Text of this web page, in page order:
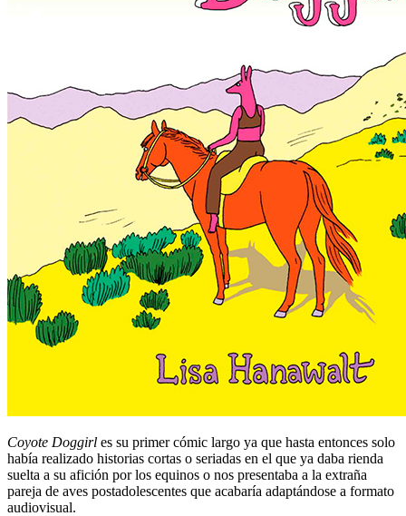
Coyote Doggirl es su primer cómic largo ya que hasta entonces solo
había realizado historias cortas o seriadas en el que ya daba rienda
suelta a su afición por los equinos o nos presentaba a la extraña
pareja de aves postadolescentes que acabaría adaptándose a formato
audiovisual.